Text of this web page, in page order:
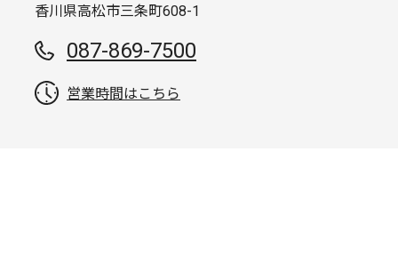
香川県高松市三条町608-1
087-869-7500
営業時間はこちら